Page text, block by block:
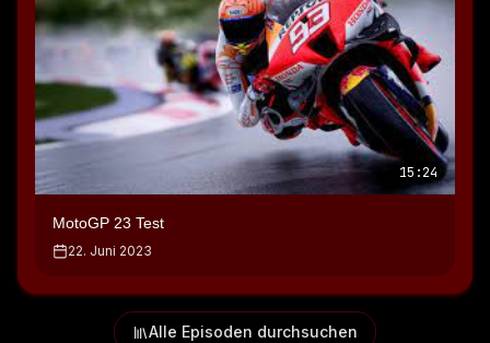
15:24
MotoGP 23 Test
22. Juni 2023
Alle Episoden durchsuchen